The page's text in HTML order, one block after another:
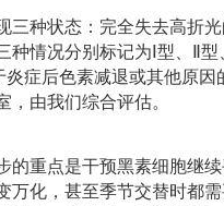
三种状态：完全失去高折
情况分别标记为Ⅰ型、Ⅱ
症后色素减退或其他原
由我们综合评估。
的重点是干预黑素细胞继
万化，甚至季节交替时都